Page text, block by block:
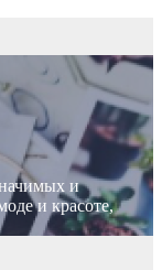
и
и красоте,